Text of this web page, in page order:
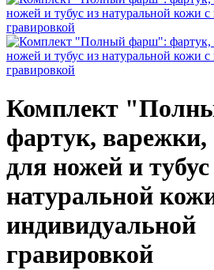
Комплект
фартук, варежки,
для ножей и тубус
натуральной
индивидуальной
гравировкой